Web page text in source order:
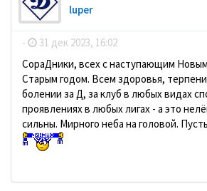
luper
- 31 дек 2023, 16:02
СораДники, всех с наступающим
Старым годом. Всем здоровья,
болении за Д, за клуб в любых видах
проявлениях в любых лигах - а это
сильны. Мирного неба на головой.